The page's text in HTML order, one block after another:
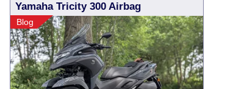
Yamaha Tricity 300 Airbag
Blog